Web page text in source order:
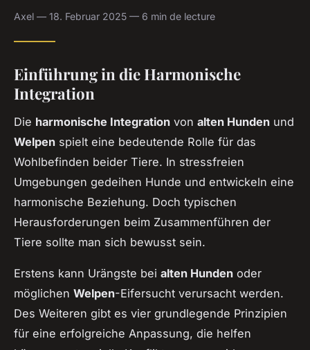
Axel — 18. Februar 2025 — 6 min de lecture
Einführung in die Harmonische
Integration
Die harmonische Integration von alten Hunden und
Welpen spielt eine bedeutende Rolle für das
Wohlbefinden beider Tiere. In stressfreien
Umgebungen gedeihen Hunde und entwickeln eine
harmonische Beziehung. Doch typischen
Herausforderungen beim Zusammenführen der
Tiere sollte man sich bewusst sein.
Erstens kann Urängste bei alten Hunden oder
möglichen Welpen-Eifersucht verursacht werden.
Des Weiteren gibt es vier grundlegende Prinzipien
für eine erfolgreiche Anpassung, die helfen